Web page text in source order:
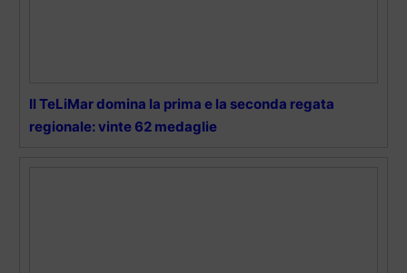
Il TeLiMar domina la prima e la seconda regata
regionale: vinte 62 medaglie